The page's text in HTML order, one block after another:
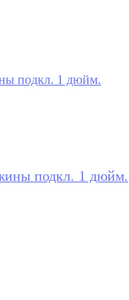
подкл. 1 дюйм.